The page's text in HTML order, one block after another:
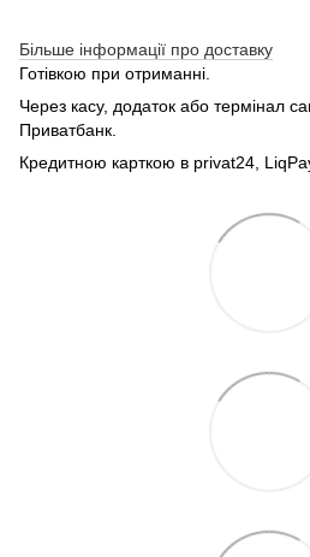
Більше інформації про доставку
Готівкою при отриманні.
Через касу, додаток або термінал
Приватбанк.
Кредитною карткою в privat24,